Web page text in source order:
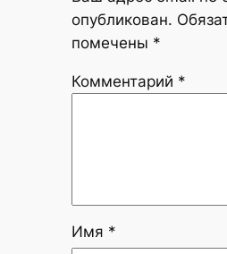
опубликован.
помечены *
Комментарий *
Имя *